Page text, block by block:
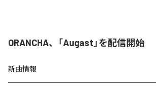
ORANCHA、「Augast」を配信開始
新曲情報